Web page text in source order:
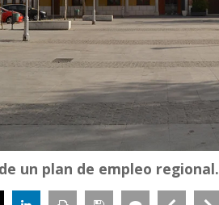
un plan de empleo regional.